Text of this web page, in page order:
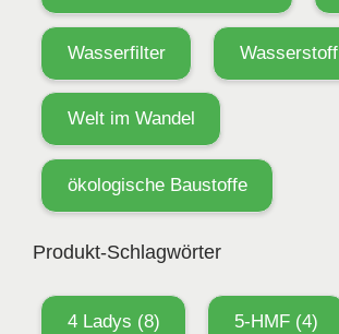
Wasserfilter Wasserstoff
Welt im Wandel
ökologische Baustoffe
Produkt-Schlagwörter
4 Ladys (8) 5-HMF(4)